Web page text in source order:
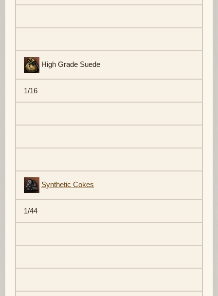
High Grade Suede
1/16
Synthetic Cokes
1/44